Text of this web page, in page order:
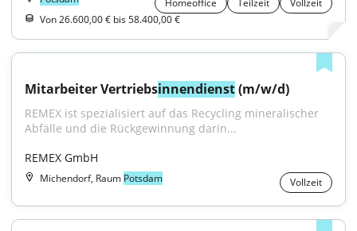
Homeoffice Teilzeit
Vollzeit
Von 26.600,00 € bis 58.400,00 €
Mitarbeiter Vertriebsinnendienst (m/w/d)
REMEX ist spezialisiert auf das Recycling mineralischer
Abfälle und die Rückgewinnung darin...
REMEX GmbH
Michendorf, Raum Potsdam Vollzeit